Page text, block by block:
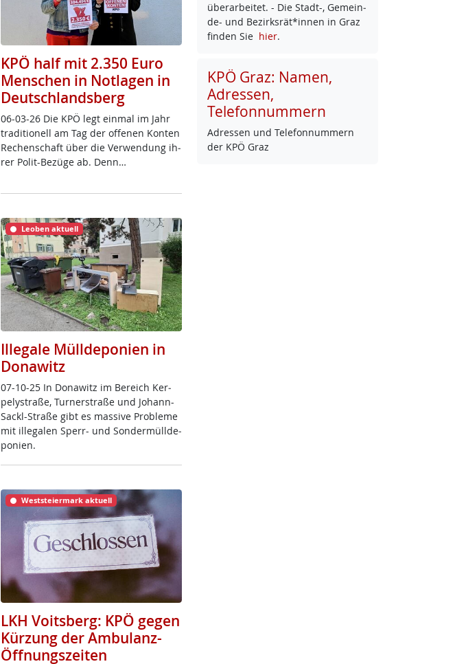
KPÖ half mit 2.350 Euro
Menschen in Notlagen in
Deutschlandsberg
06-03-26 Die KPÖ legt ein­mal im Jahr
tra­di­tio­nell am Tag der of­fe­nen Kon­ten
Re­chen­schaft über die Ver­wen­dung ih­
rer Po­lit-Be­zü­ge ab. Denn…
Leoben aktuell
Illegale Mülldeponien in
Donawitz
07-10-25 In Do­na­witz im Be­reich Ker­
pe­ly­stra­ße, Tur­ner­stra­ße und Jo­hann-
Sackl-Stra­ße gibt es mas­si­ve Pro­b­le­me
mit il­le­ga­len Sperr- und Son­der­müll­de­
po­ni­en.
Weststeiermark aktuell
LKH Voitsberg: KPÖ gegen
Kürzung der Ambulanz-
Öffnungszeiten
über­ar­bei­tet. - Die Stadt-, Ge­mein­
de- und Be­zirks­rät*in­nen in Graz
fin­den Sie hier.
KPÖ Graz: Namen,
Adressen,
Telefonnummern
Adres­sen und Te­le­fon­num­mern
der KPÖ Graz